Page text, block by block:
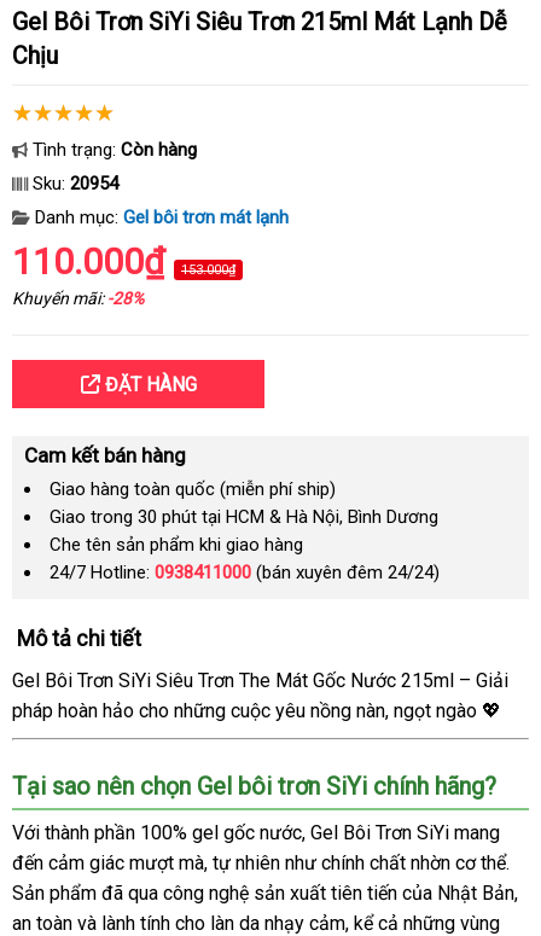
Gel Bôi Trơn SiYi Siêu Trơn 215ml Mát Lạnh Dễ
Chịu
Tình trạng: Còn hàng
Sku: 20954
Danh mục: Gel bôi trơn mát lạnh
110.000₫ 153.000₫
Khuyến mãi:-28%
ĐẶT HÀNG
Cam kết bán hàng
Giao hàng toàn quốc (miễn phí ship)
Giao trong 30 phút tại HCM & Hà Nội, Bình Dương
Che tên sản phẩm khi giao hàng
24/7 Hotline: 0938411000 (bán xuyên đêm 24/24)
Mô tả chi tiết
Gel Bôi Trơn SiYi Siêu Trơn The Mát Gốc Nước 215ml – Giải
pháp hoàn hảo cho những cuộc yêu nồng nàn, ngọt ngào 💖
Tại sao nên chọn Gel bôi trơn SiYi chính hãng?
Với thành phần 100% gel gốc nước, Gel Bôi Trơn SiYi mang
đến cảm giác mượt mà, tự nhiên như chính chất nhờn cơ thể.
Sản phẩm đã qua công nghệ sản xuất tiên tiến của Nhật Bản,
an toàn và lành tính cho làn da nhạy cảm, kể cả những vùng